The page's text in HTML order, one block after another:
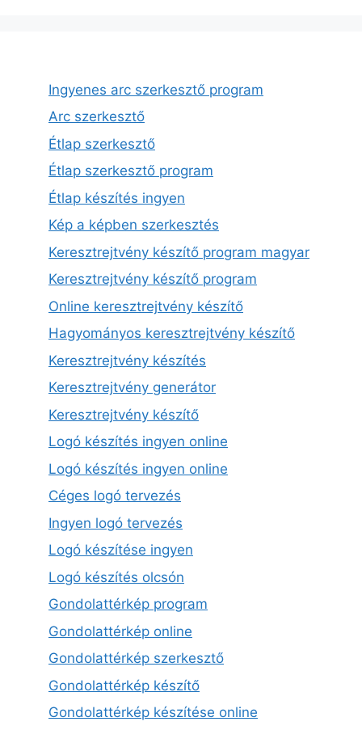
Ingyenes arc szerkesztő program
Arc szerkesztő
Étlap szerkesztő
Étlap szerkesztő program
Étlap készítés ingyen
Kép a képben szerkesztés
Keresztrejtvény készítő program magyar
Keresztrejtvény készítő program
Online keresztrejtvény készítő
Hagyományos keresztrejtvény készítő
Keresztrejtvény készítés
Keresztrejtvény generátor
Keresztrejtvény készítő
Logó készítés ingyen online
Logó készítés ingyen online
Céges logó tervezés
Ingyen logó tervezés
Logó készítése ingyen
Logó készítés olcsón
Gondolattérkép program
Gondolattérkép online
Gondolattérkép szerkesztő
Gondolattérkép készítő
Gondolattérkép készítése online